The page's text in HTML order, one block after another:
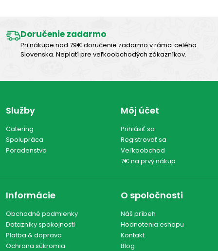
Doručenie zadarmo
Pri nákupe nad 79€ doručenie zadarmo v rámci celého
Slovenska. Neplatí pre veľkoobchodých zákazníkov.
Služby
Catering
Spolupráca
Poradenstvo
Môj účet
Prihlásiť sa
Registrovať sa
Veľkoobchod
7€ na prvý nákup
Informácie
Obchodné podmienky
Dotazníky spokojnosti
Platba & doprava
Ochrana súkromia
O spoločnosti
Náš príbeh
Hodnotenia eshopu
Kontakt
Blog